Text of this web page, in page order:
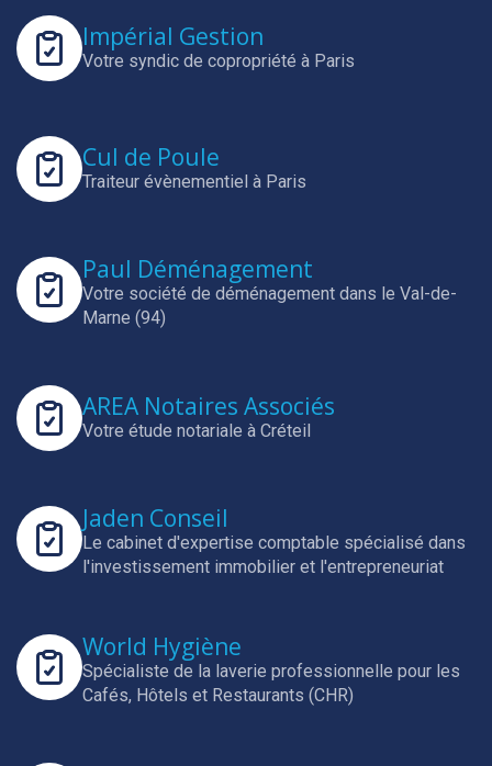
Impérial Gestion
Votre syndic de copropriété à Paris
Cul de Poule
Traiteur évènementiel à Paris
Paul Déménagement
Votre société de déménagement dans le Val-de-
Marne (94)
AREA Notaires Associés
Votre étude notariale à Créteil
Jaden Conseil
Le cabinet d'expertise comptable spécialisé dans
l'investissement immobilier et l'entrepreneuriat
World Hygiène
Spécialiste de la laverie professionnelle pour les
Cafés, Hôtels et Restaurants (CHR)